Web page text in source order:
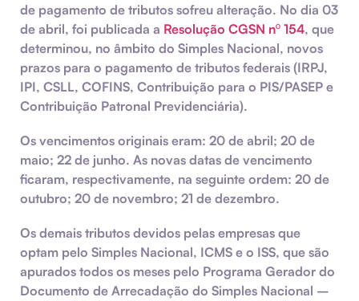
de pagamento de tributos sofreu alteração. No dia 03
de abril, foi publicada a Resolução CGSN nº 154, que
determinou, no âmbito do Simples Nacional, novos
prazos para o pagamento de tributos federais (IRPJ,
IPI, CSLL, COFINS, Contribuição para o PIS/PASEP e
Contribuição Patronal Previdenciária).
Os vencimentos originais eram: 20 de abril; 20 de
maio; 22 de junho. As novas datas de vencimento
ficaram, respectivamente, na seguinte ordem: 20 de
outubro; 20 de novembro; 21 de dezembro.
Os demais tributos devidos pelas empresas que
optam pelo Simples Nacional, ICMS e o ISS, que são
apurados todos os meses pelo Programa Gerador do
Documento de Arrecadação do Simples Nacional –